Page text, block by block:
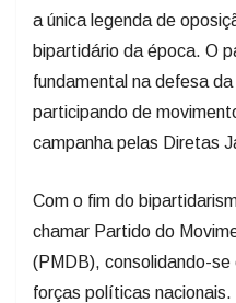
a única legenda de
bipartidário da época. O
fundamental na defesa
participando de
campanha pelas Diretas
Com o fim do
chamar Partido do
(PMDB), consolidando-se
forças políticas